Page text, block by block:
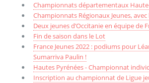
Championnats départementaux
Championnats Régionaux Jeunes,
Deux jeunes d’Occitanie en équipe de
Fin de saison dans le Lot
France Jeunes 2022 : podiums pour
Sumarriva Paulin !
Hautes Pyrénées - Championnat
Inscription au championnat de Ligue